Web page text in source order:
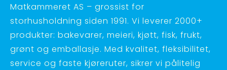
Matkammeret AS – grossist for
storhusholdning siden 1991. Vi leverer 2000+
produkter: bakevarer, meieri, kjøtt, fisk, frukt,
grønt og emballasje. Med kvalitet, fleksibilitet,
service og faste kjøreruter, sikrer vi pålitelig